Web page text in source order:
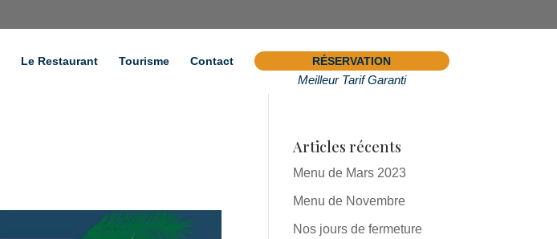
Le Restaurant Tourisme Contact RÉSERVATION
Meilleur Tarif Garanti
Articles récents
Menu de Mars 2023
Menu de Novembre
Nos jours de fermeture